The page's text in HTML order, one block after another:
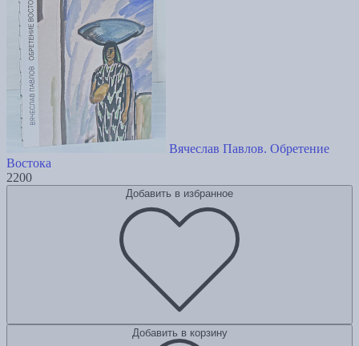
Вячеслав Павлов. Обретение
Востока
2200
Добавить в избранное
Добавить в корзину